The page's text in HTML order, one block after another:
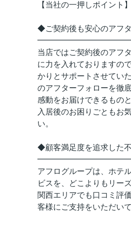
【当社の一押しポイント】
◆ご契約後も安心のアフ
当店ではご契約後のアフ
に力を入れておりますの
かりとサポートさせてい
のアフターフォローを徹
感動をお届けできるもの
入居後のお困りごともお
い。
◆顧客満足度を追求した
アフログループは、ホテ
ビスを、どこよりもリー
関西エリアでも口コミ評
客様にご支持をいただい